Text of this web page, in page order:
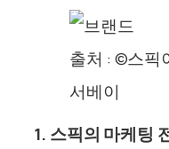
출처 : ©스픽
서베이
1. 스픽의 마케팅